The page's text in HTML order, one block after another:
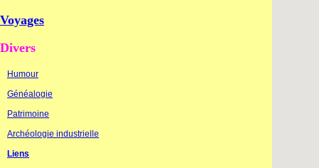
Voyages
Divers
Humour
Généalogie
Patrimoine
Archéologie industrielle
Liens